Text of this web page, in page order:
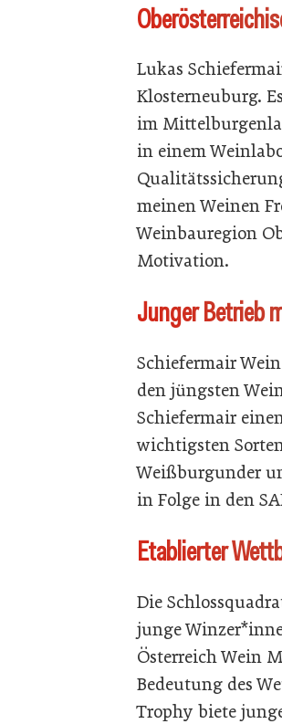
Lukas
Klosterneuburg.
im
in einem
meinen Weinen
Weinbauregion
Motivation.
Junger Betrieb
Schiefermair
den jüngsten
Schiefermair
wichtigsten
Weißburgunder
in Folge in den
Etablierter
Die
junge
Österreich Wein
Bedeutung des
Trophy biete